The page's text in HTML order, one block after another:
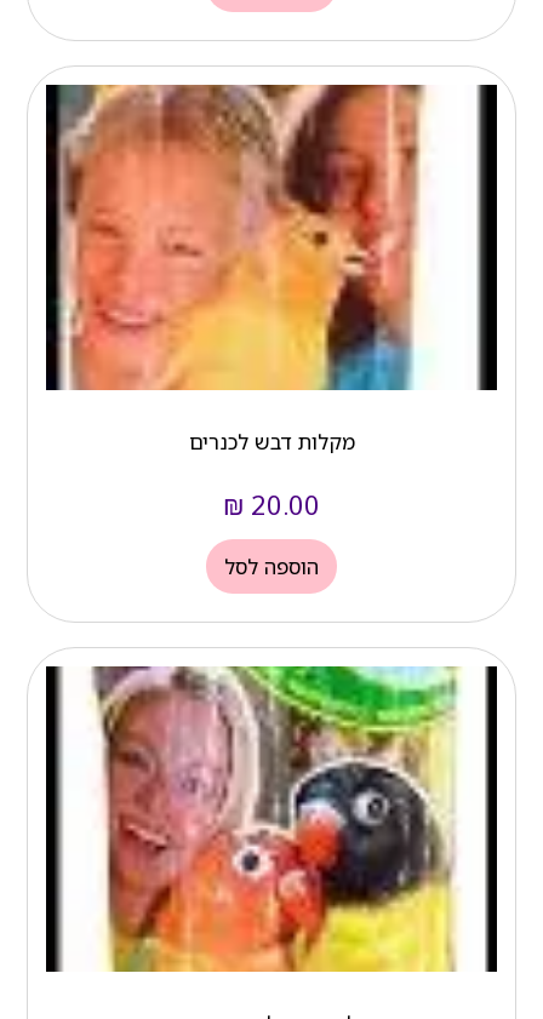
מקלות דבש לכנרים
₪ 20.00
הוספה לסל